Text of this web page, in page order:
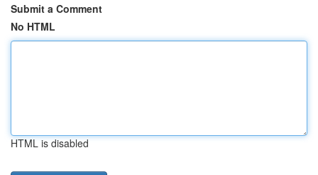
Submit a Comment
No HTML
HTML is disabled